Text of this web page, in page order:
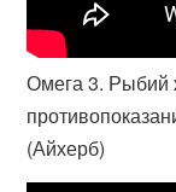
Омега 3. Рыбий
(Айхерб)